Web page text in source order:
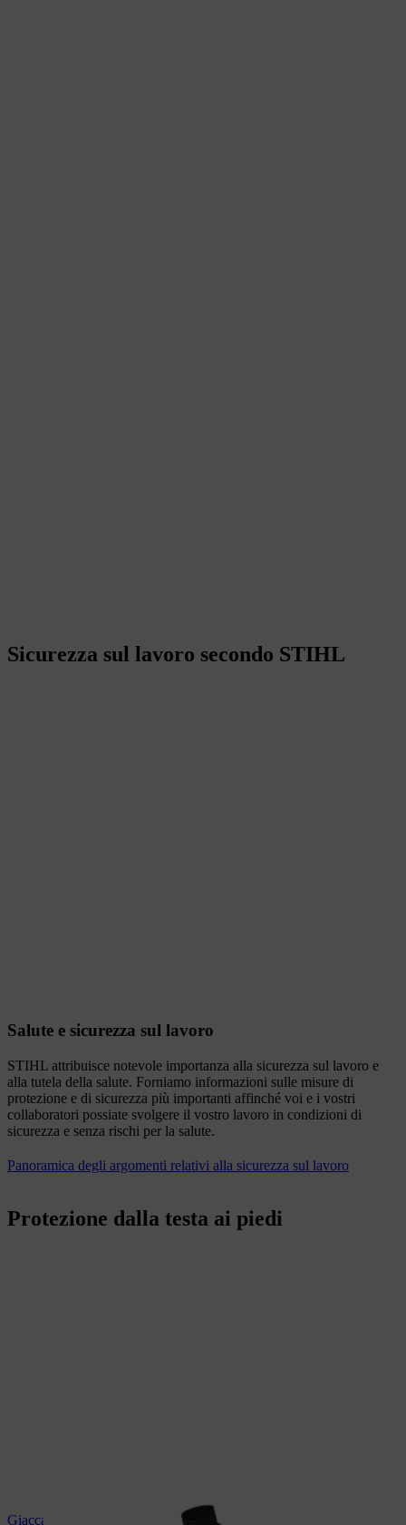
Sicurezza sul lavoro secondo STIHL
Salute e sicurezza sul lavoro
STIHL attribuisce notevole importanza alla sicurezza sul lavoro e
alla tutela della salute. Forniamo informazioni sulle misure di
protezione e di sicurezza più importanti affinché voi e i vostri
collaboratori possiate svolgere il vostro lavoro in condizioni di
sicurezza e senza rischi per la salute.
Panoramica degli argomenti relativi alla sicurezza sul lavoro
Protezione dalla testa ai piedi
Giacca impermeabile STIHL